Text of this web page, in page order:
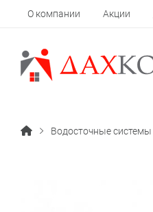
О компании Акции
Водосточные системы